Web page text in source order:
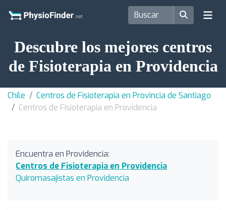
Descubre los mejores centros
de Fisioterapia en Providencia
Chile
Centros de Fisioterapia en Provincia de Santiago
Centros de Fisioterapia en Providencia
Encuentra en Providencia:
Centros de Fisioterapia en Providencia
Quiromasajistas en Providencia